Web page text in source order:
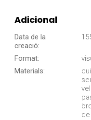
Adicional
Data de la
creació:
Format:
Materials: